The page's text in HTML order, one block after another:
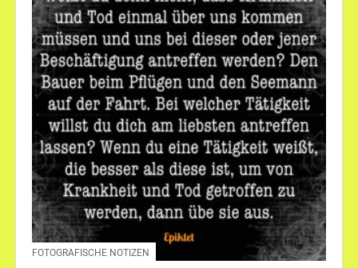
FOTOGRAFISCHE NOTIZEN